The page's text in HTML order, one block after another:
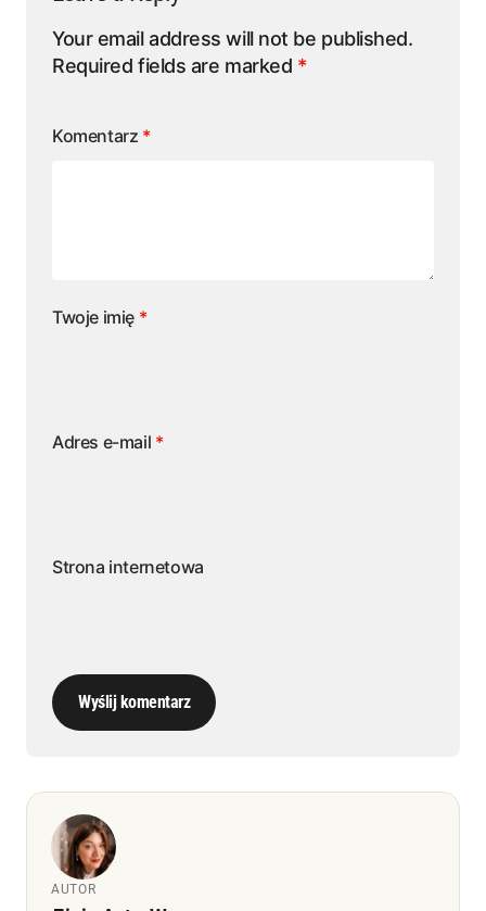
Your email address will not be published.
Required fields are marked *
Komentarz *
Twoje imię *
Adres e-mail *
Strona internetowa
Wyślij komentarz
AUTOR